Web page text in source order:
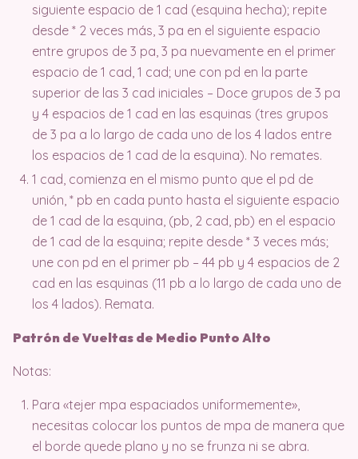
siguiente espacio de 1 cad (esquina hecha); repite
desde * 2 veces más, 3 pa en el siguiente espacio
entre grupos de 3 pa, 3 pa nuevamente en el primer
espacio de 1 cad, 1 cad; une con pd en la parte
superior de las 3 cad iniciales – Doce grupos de 3 pa
y 4 espacios de 1 cad en las esquinas (tres grupos
de 3 pa a lo largo de cada uno de los 4 lados entre
los espacios de 1 cad de la esquina). No remates.
1 cad, comienza en el mismo punto que el pd de
unión, * pb en cada punto hasta el siguiente espacio
de 1 cad de la esquina, (pb, 2 cad, pb) en el espacio
de 1 cad de la esquina; repite desde * 3 veces más;
une con pd en el primer pb – 44 pb y 4 espacios de 2
cad en las esquinas (11 pb a lo largo de cada uno de
los 4 lados). Remata.
Patrón de Vueltas de Medio Punto Alto
Notas:
Para «tejer mpa espaciados uniformemente»,
necesitas colocar los puntos de mpa de manera que
el borde quede plano y no se frunza ni se abra.